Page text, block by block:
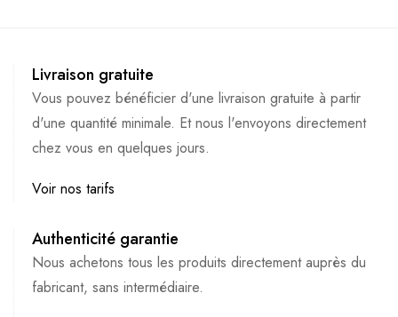
Livraison gratuite
Vous pouvez bénéficier d'une livraison gratuite à partir
d'une quantité minimale. Et nous l'envoyons directement
chez vous en quelques jours.
Voir nos tarifs
Authenticité garantie
Nous achetons tous les produits directement auprès du
fabricant, sans intermédiaire.